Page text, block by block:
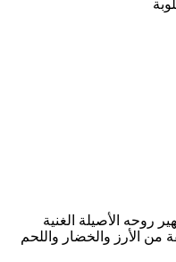
روحه الأصيلة الغنية
من الأرز والخضار واللحم